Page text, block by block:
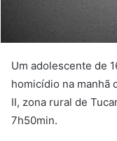
Um adolescente de
homicídio na manhã
II, zona rural de
7h50min.